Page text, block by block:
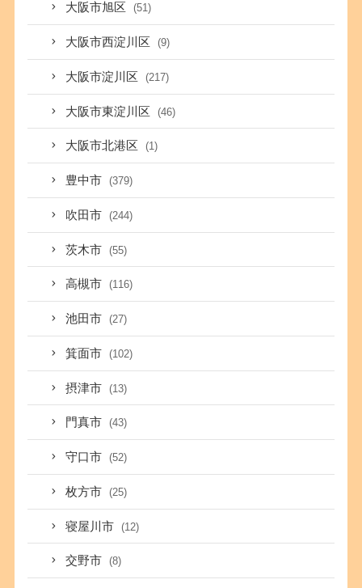
大阪市旭区 (51)
大阪市西淀川区 (9)
大阪市淀川区 (217)
大阪市東淀川区 (46)
大阪市北港区 (1)
豊中市 (379)
吹田市 (244)
茨木市 (55)
高槻市 (116)
池田市 (27)
箕面市 (102)
摂津市 (13)
門真市 (43)
守口市 (52)
枚方市 (25)
寝屋川市 (12)
交野市 (8)